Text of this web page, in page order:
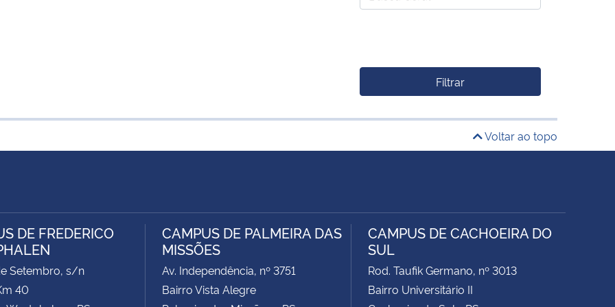
Filtrar
Voltar ao topo
DE FREDERICO
Setembro, s/n
40
CAMPUS DE PALMEIRA DAS
MISSÕES
Av. Independência, nº 3751
Bairro Vista Alegre
CAMPUS DE CACHOEIRA DO
SUL
Rod. Taufik Germano, nº 3013
Bairro Universitário II